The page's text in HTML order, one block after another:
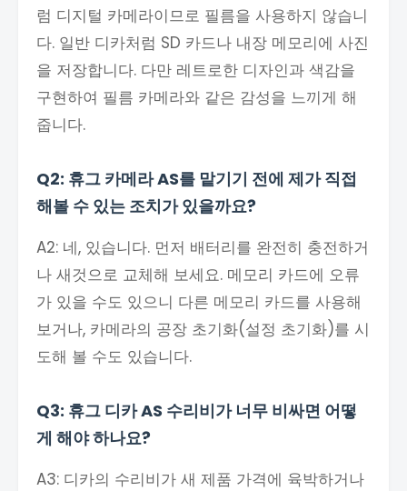
럼 디지털 카메라이므로 필름을 사용하지 않습니
다. 일반 디카처럼 SD 카드나 내장 메모리에 사진
을 저장합니다. 다만 레트로한 디자인과 색감을
구현하여 필름 카메라와 같은 감성을 느끼게 해
줍니다.
Q2: 휴그 카메라 AS를 맡기기 전에 제가 직접
해볼 수 있는 조치가 있을까요?
A2: 네, 있습니다. 먼저 배터리를 완전히 충전하거
나 새것으로 교체해 보세요. 메모리 카드에 오류
가 있을 수도 있으니 다른 메모리 카드를 사용해
보거나, 카메라의 공장 초기화(설정 초기화)를 시
도해 볼 수도 있습니다.
Q3: 휴그 디카 AS 수리비가 너무 비싸면 어떻
게 해야 하나요?
A3: 디카의 수리비가 새 제품 가격에 육박하거나